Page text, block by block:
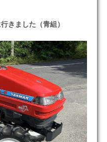
きました（青組）